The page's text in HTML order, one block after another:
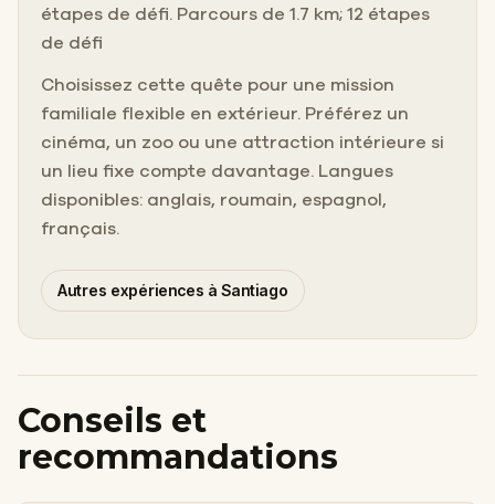
étapes de défi. Parcours de 1.7 km; 12 étapes
de défi
Choisissez cette quête pour une mission
familiale flexible en extérieur. Préférez un
cinéma, un zoo ou une attraction intérieure si
un lieu fixe compte davantage. Langues
disponibles: anglais, roumain, espagnol,
français.
Autres expériences à Santiago
Conseils et
recommandations